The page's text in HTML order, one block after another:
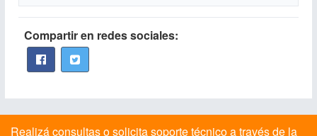
Compartir en redes sociales:
Realizá consultas o solicita soporte técnico a través de la